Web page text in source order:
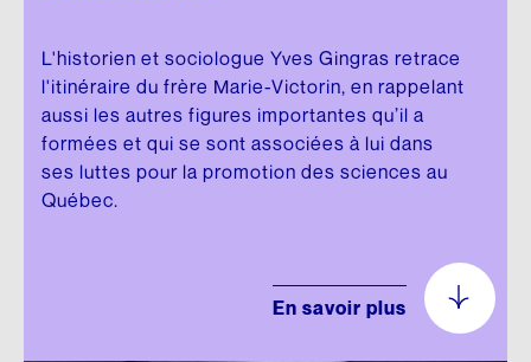
L'historien et sociologue Yves Gingras retrace
l'itinéraire du frère Marie-Victorin, en rappelant
aussi les autres figures importantes qu’il a
formées et qui se sont associées à lui dans
ses luttes pour la promotion des sciences au
Québec.
En savoir plus